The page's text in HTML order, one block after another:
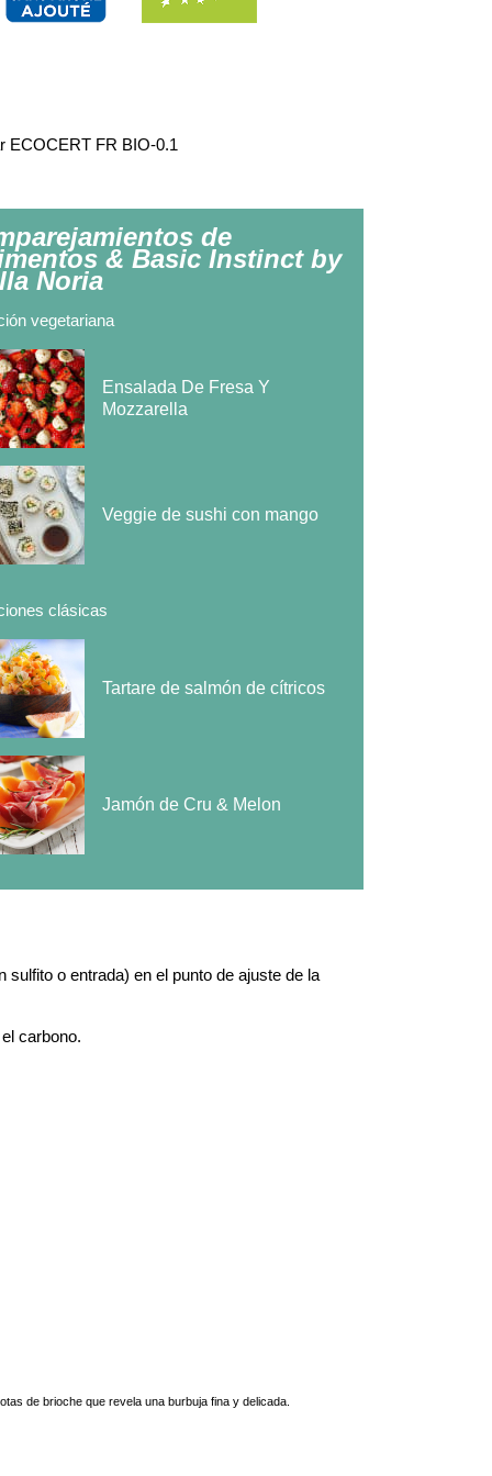
ECOCERT FR BIO-0.1
de
& Basic Instinct by
Noria
vegetariana
Ensalada De Fresa Y
Mozzarella
Veggie de sushi con mango
clásicas
Tartare de salmón de cítricos
Jamón de Cru & Melon
o entrada) en el punto de ajuste de la
carbono.
de brioche que revela una burbuja fina y delicada.